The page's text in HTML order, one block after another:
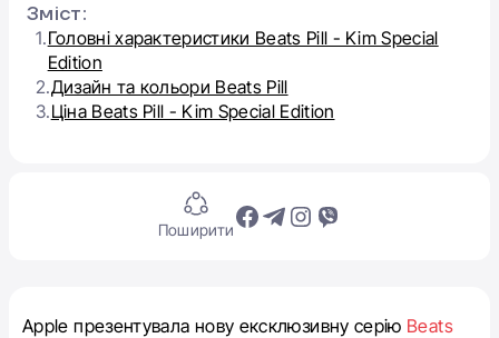
Поширити
Apple презентувала нову ексклюзивну серію Beats
Зміст:
1.Головні характеристики Beats Pill - Kim Special
Edition
2.Дизайн та кольори Beats Pill
3.Ціна Beats Pill - Kim Special Edition